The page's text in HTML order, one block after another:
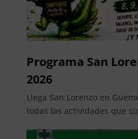
Programa San
2026
Llega San Lorenzo en
todas las actividades que